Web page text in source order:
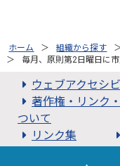
ホーム 組織から探す
毎月、原則第2日曜日に
ウェブアクセシ
著作権・リンク
ついて
リンク集